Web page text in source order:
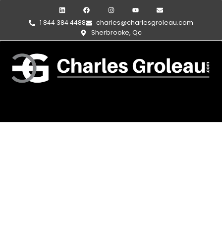
1 844 384 4488
charles@charlesgroleau.com
Sherbrooke, Qc